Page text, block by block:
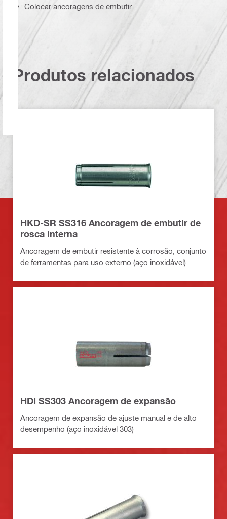
Colocar ancoragens de embutir
Produtos relacionados
HKD-SR SS316 Ancoragem de embutir de
rosca interna
Ancoragem de embutir resistente à corrosão, conjunto
de ferramentas para uso externo (aço inoxidável)
HDI SS303 Ancoragem de expansão
Ancoragem de expansão de ajuste manual e de alto
desempenho (aço inoxidável 303)